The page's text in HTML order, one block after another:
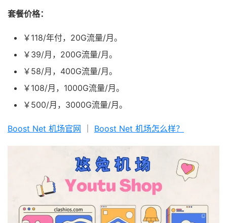
套餐价格：
￥118/年付，20G流量/月。
￥39/月，200G流量/月。
￥58/月，400G流量/月。
￥108/月，1000G流量/月。
￥500/月，3000G流量/月。
Boost Net 机场官网 Boost Net 机场怎么样？